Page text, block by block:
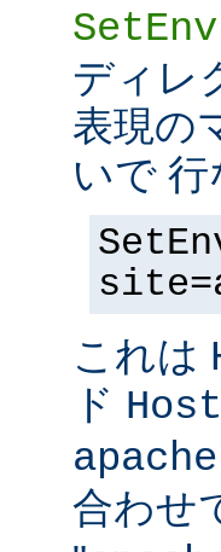
ディレ
表現の
いで
これは
ド
合わせ